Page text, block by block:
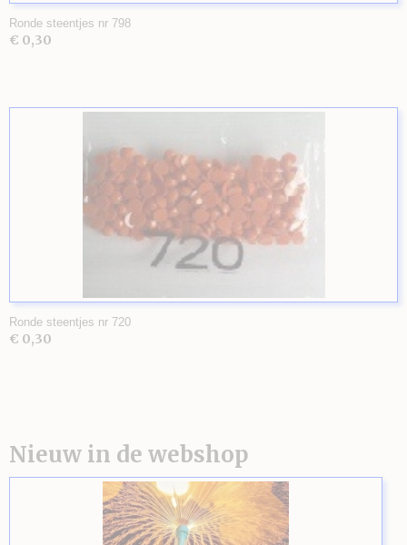
Ronde steentjes nr 798
€ 0,30
Ronde steentjes nr 720
€ 0,30
Nieuw in de webshop